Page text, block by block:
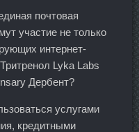
почтовая
участие не только
интернет-
Lyka Labs
Дербент?
услугами
кредитными